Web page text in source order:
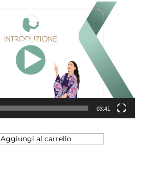
03:41
Aggiungi al carrello